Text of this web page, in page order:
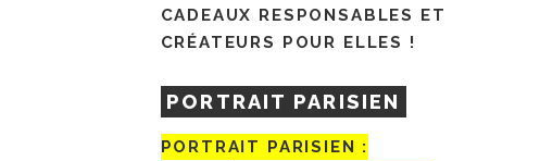
CADEAUX RESPONSABLES ET
CRÉATEURS POUR ELLES !
PORTRAIT PARISIEN
PORTRAIT PARISIEN :